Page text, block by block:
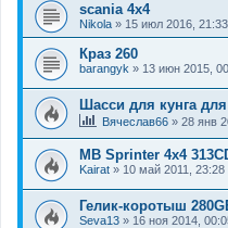
scania 4x4
Nikola » 15 июл 2016, 21:33
Краз 260
barangyk » 13 июн 2015,
Шасси для кунга
Вячеслав66 » 28 янв
MB Sprinter 4x4
Kairat » 10 май 2011, 23:28
Гелик-коротыш
Seva13 » 16 ноя 2014,